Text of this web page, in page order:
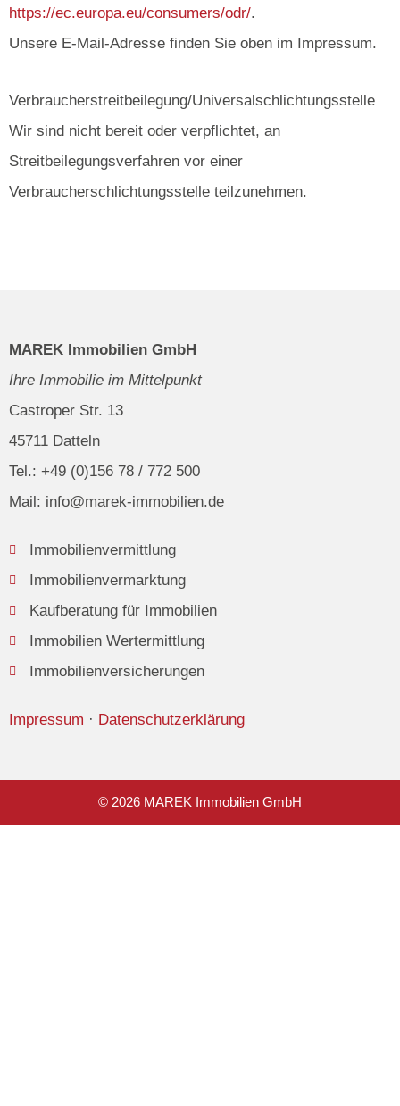
https://ec.europa.eu/consumers/odr/.
Unsere E-Mail-Adresse finden Sie oben im Impressum.
Verbraucher­streit­beilegung/Universal­schlichtungs­stelle
Wir sind nicht bereit oder verpflichtet, an
Streitbeilegungsverfahren vor einer
Verbraucherschlichtungsstelle teilzunehmen.
MAREK Immobilien GmbH
Ihre Immobilie im Mittelpunkt
Castroper Str. 13
45711 Datteln
Tel.: +49 (0)156 78 / 772 500
Mail: info@marek-immobilien.de
Immobilienvermittlung
Immobilienvermarktung
Kaufberatung für Immobilien
Immobilien Wertermittlung
Immobilienversicherungen
Impressum · Datenschutzerklärung
© 2026 MAREK Immobilien GmbH